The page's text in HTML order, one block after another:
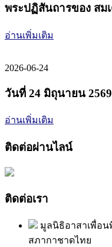
พระปฏิสันถารของ สม
อ่านเพิ่มเติม
2026-06-24
วันที่ 24 มิถุนายน
อ่านเพิ่มเติม
ติดต่อผ่านไลน์
ติดต่อเรา
มูลนิธิอาสาเพื่อน
สภากาชาดไทย